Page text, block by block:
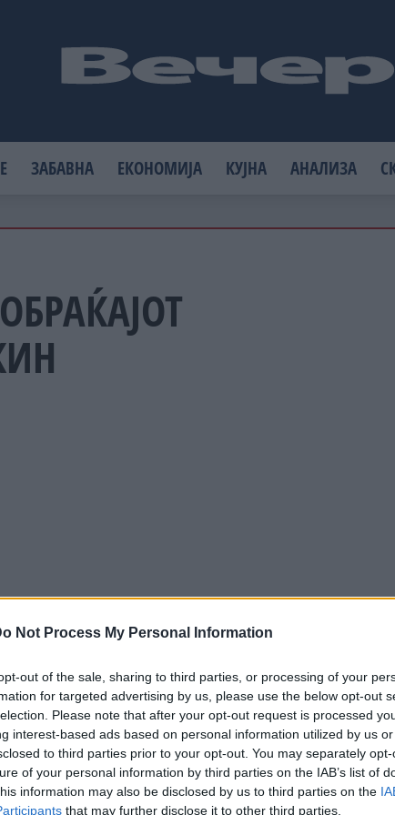
Not Process My Personal Information
out of the sale, sharing to third parties, or processing of your
for targeted advertising by us, please use the below opt-out
Please note that after your opt-out request is processed
interest-based ads based on personal information utilized by us
to third parties prior to your opt-out. You may separately
of your personal information by third parties on the IAB’s list of
information may also be disclosed by us to third parties on the
that may further disclose it to other third parties.
ЗАБАВНА ЕКОНОМИЈА КУЈНА АНАЛИЗА